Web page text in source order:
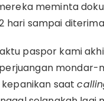
meminta
hari sampai
paspor kami
kepanikan saat